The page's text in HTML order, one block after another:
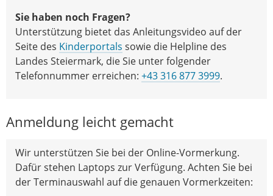
Sie haben noch Fragen?
Unterstützung bietet das Anleitungsvideo auf der
Seite des Kinderportals sowie die Helpline des
Landes Steiermark, die Sie unter folgender
Telefonnummer erreichen: +43 316 877 3999.
Anmeldung leicht gemacht
Wir unterstützen Sie bei der Online-Vormerkung.
Dafür stehen Laptops zur Verfügung. Achten Sie bei
der Terminauswahl auf die genauen Vormerkzeiten: